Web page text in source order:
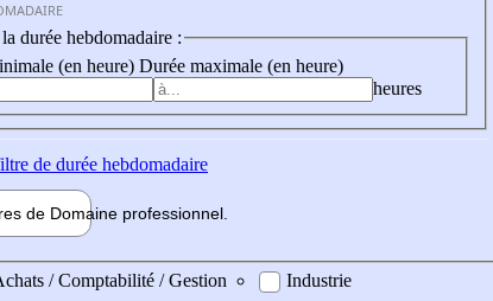
durée hebdomadaire :
(en heure) Durée maximale (en heure)
heures
de durée hebdomadaire
de Domaine professionnel
/ Comptabilité / Gestion
Industrie